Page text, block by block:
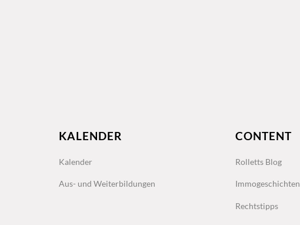
KALENDER
Kalender
Aus- und Weiterbildungen
CONTENT
Rolletts Blog
Immogeschichten
Rechtstipps